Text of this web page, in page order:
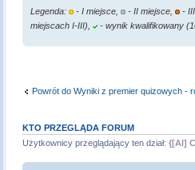
Legenda: - I miejsce, - II miejsce, -
miejscach I-III),
- wynik kwalifikowany
Powrót do Wyniki z premier quizowych -
KTO PRZEGLĄDA FORUM
Użytkownicy przeglądający ten dział:{[AI]